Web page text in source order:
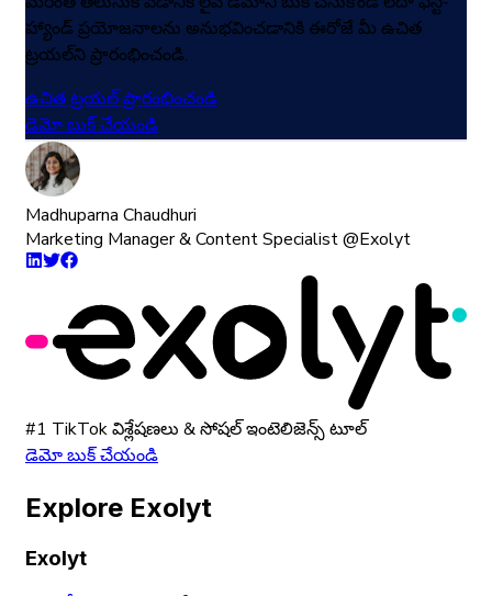
హ్యాండ్ ప్రయోజనాలను అనుభవించడానికి ఈరోజే మీ ఉచిత
ట్రయల్‌ని ప్రారంభించండి.
ఉచిత ట్రయల్ ప్రారంభించండి
డెమో బుక్ చేయండి
Madhuparna Chaudhuri
Marketing Manager & Content Specialist @Exolyt
#1 TikTok విశ్లేషణలు & సోషల్ ఇంటెలిజెన్స్ టూల్
డెమో బుక్ చేయండి
Explore Exolyt
Exolyt